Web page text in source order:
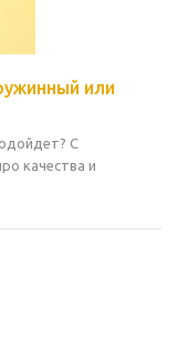
или
С
качества и